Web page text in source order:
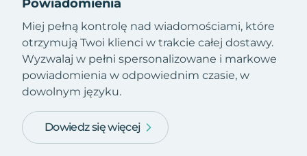
Powiadomienia
Miej pełną kontrolę nad wiadomościami, które
otrzymują Twoi klienci w trakcie całej dostawy.
Wyzwalaj w pełni spersonalizowane i markowe
powiadomienia w odpowiednim czasie, w
dowolnym języku.
Dowiedz się więcej